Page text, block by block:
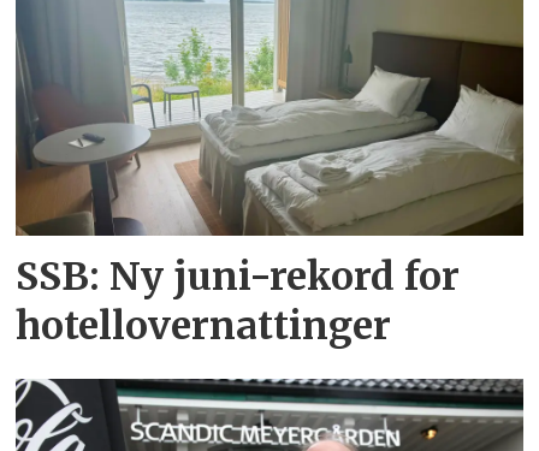
SSB: Ny juni-rekord for
hotellovernattinger